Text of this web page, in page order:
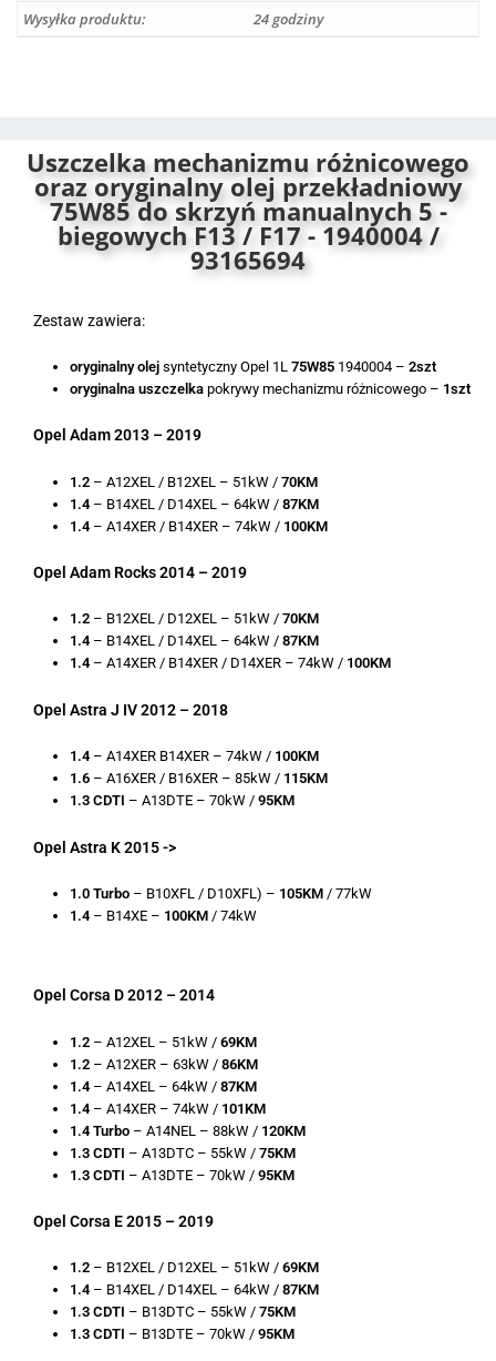
Wysyłka produktu:
24 godziny
Uszczelka mechanizmu różnicowego
oraz oryginalny olej przekładniowy
75W85 do skrzyń manualnych 5 -
biegowych F13 / F17 - 1940004 /
93165694
Zestaw zawiera:
oryginalny olej syntetyczny Opel 1L75W85 1940004 –2szt
oryginalna uszczelka pokrywy mechanizmu różnicowego – 1szt
Opel Adam 2013 – 2019
1.2 – A12XEL / B12XEL – 51kW /70KM
1.4– B14XEL / D14XEL – 64kW /87KM
1.4– A14XER / B14XER – 74kW / 100KM
Opel Adam Rocks 2014 – 2019
1.2 – B12XEL / D12XEL – 51kW /70KM
1.4– B14XEL / D14XEL – 64kW /87KM
1.4– A14XER / B14XER / D14XER – 74kW / 100KM
Opel Astra J IV 2012 – 2018
1.4– A14XER B14XER – 74kW / 100KM
1.6 – A16XER / B16XER – 85kW / 115KM
1.3 CDTI – A13DTE – 70kW /95KM
Opel Astra K 2015 ->
1.0 Turbo – B10XFL / D10XFL) – 105KM / 77kW
1.4– B14XE – 100KM / 74kW
Opel Corsa D 2012 – 2014
1.2 – A12XEL – 51kW / 69KM
1.2 – A12XER – 63kW /86KM
1.4– A14XEL – 64kW /87KM
1.4– A14XER – 74kW / 101KM
1.4 Turbo – A14NEL – 88kW / 120KM
1.3 CDTI – A13DTC – 55kW /75KM
1.3 CDTI – A13DTE – 70kW / 95KM
Opel Corsa E 2015 – 2019
1.2 – B12XEL / D12XEL – 51kW / 69KM
1.4– B14XEL / D14XEL – 64kW /87KM
1.3 CDTI – B13DTC – 55kW /75KM
1.3 CDTI – B13DTE – 70kW / 95KM